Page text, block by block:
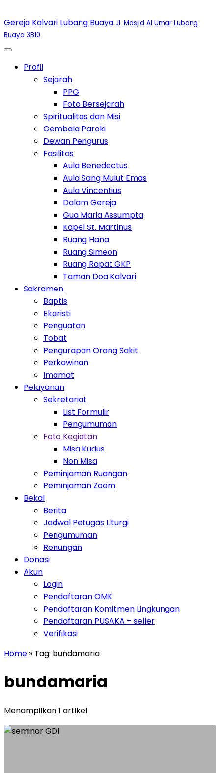
Gereja Kalvari Lubang Buaya Jl. Masjid Al Umar Lubang
Buaya 3B10
Toggle Dropdown
Profil
Toggle Dropdown
Sejarah
PPG
Foto Bersejarah
Spiritualitas dan Misi
Gembala Paroki
Dewan Pengurus
Toggle Dropdown
Fasilitas
Aula Benedectus
Aula Sang Mulut Emas
Aula Vincentius
Dalam Gereja
Gua Maria Assumpta
Kapel St. Martinus
Ruang Hana
Ruang Simeon
Ruang Rapat GKP
Taman Doa Kalvari
Toggle Dropdown
Sakramen
Baptis
Ekaristi
Penguatan
Tobat
Pengurapan Orang Sakit
Perkawinan
Imamat
Toggle Dropdown
Pelayanan
Toggle Dropdown
Sekretariat
List Formulir
Pengumuman
Toggle Dropdown
Foto Kegiatan
Misa Kudus
Non Misa
Peminjaman Ruangan
Peminjaman Zoom
Toggle Dropdown
Bekal
Berita
Jadwal Petugas Liturgi
Pengumuman
Renungan
Donasi
Toggle Dropdown
Akun
Login
Pendaftaran OMK
Pendaftaran Komitmen Lingkungan
Pendaftaran PUSAKA – seller
Verifikasi
Home » Tag: bundamaria
bundamaria
Menampilkan 1 artikel